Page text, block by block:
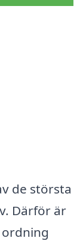
de största
Därför är